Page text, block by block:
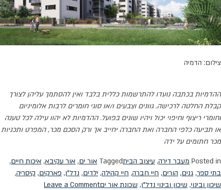
צילום: הדמיה
ההדמיות בכתבה נועדו להתרשמות כללית בלבד ואין להסתמך עליהן לצורך
קבלת החלטה לרכישה. גוונים וצבעים ו/או סוגי חומרים לרבות אלומיניום
וחומרי ריצוף וחיפוי יכול ויהיו שונים בפועל. ההדמיות לא יהוו עילה לכל טענה
או תביעה כלפי החברה ואת החברה יחייב אך ורק הסכם מכר, המפרט ותכניות
מכר חתומים על ידה
Posted in מעבר דירה, עיצוב הביתTagged אור ים, אור עקיבא, איכות חיים,
בתי ספר, גנים, הורים, חיי חברה, חיי קהילה, ילדים, נדל"ן, פארקים, קיסריה,
שיכון ובינוי, שיכון ובינוי נדל"ן, שכונת אור יםLeave a Comment
on